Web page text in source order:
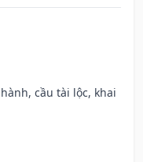
cầu tài lộc, khai